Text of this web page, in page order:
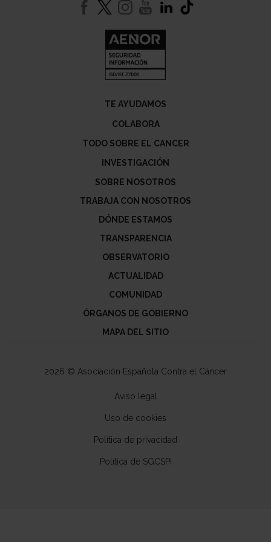
TE AYUDAMOS
COLABORA
TODO SOBRE EL CANCER
INVESTIGACIÓN
SOBRE NOSOTROS
TRABAJA CON NOSOTROS
DÓNDE ESTAMOS
TRANSPARENCIA
OBSERVATORIO
ACTUALIDAD
COMUNIDAD
ÓRGANOS DE GOBIERNO
MAPA DEL SITIO
2026 © Asociación Española Contra el Cáncer
Aviso legal
Uso de cookies
Política de privacidad
Política de SGCSPI